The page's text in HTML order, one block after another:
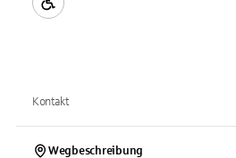
Kontakt
Wegbeschreibung